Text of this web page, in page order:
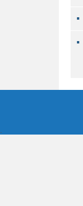
▪
▪
.